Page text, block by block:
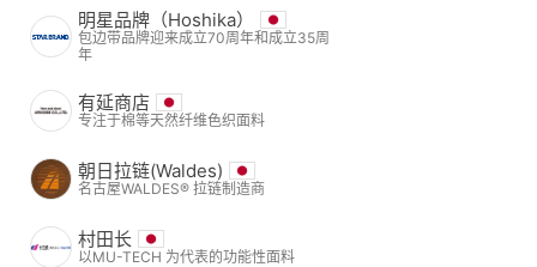
明星品牌（Hoshika）
包边带品牌迎来成立70周年和成立35周
年
有延商店
专注于棉等天然纤维色织面料
朝日拉链(Waldes)
名古屋WALDES® 拉链制造商
村田长
以MU-TECH 为代表的功能性面料